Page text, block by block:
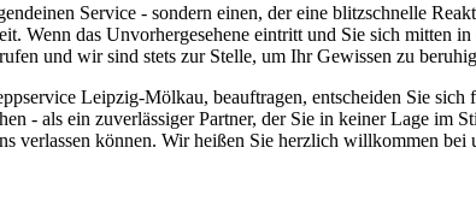
Service - sondern einen, der eine blitzschnelle
Wenn das Unvorhergesehene eintritt und Sie sich mitten
und wir sind stets zur Stelle, um Ihr Gewissen zu
Leipzig-Mölkau, beauftragen, entscheiden Sie
- als ein zuverlässiger Partner, der Sie in keiner Lage im
verlassen können. Wir heißen Sie herzlich willkommen bei